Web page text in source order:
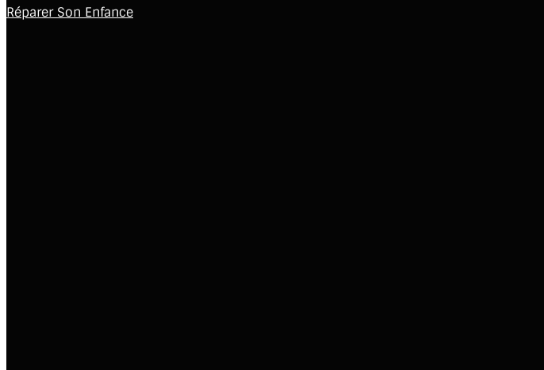
Réparer Son Enfance